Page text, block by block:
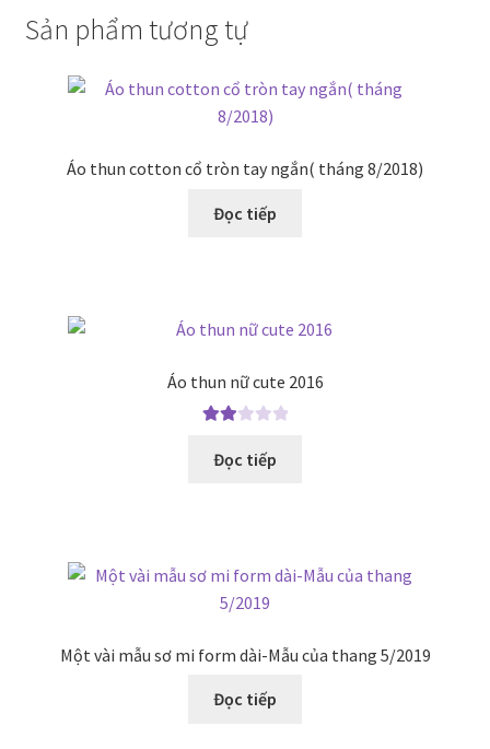
Sản phẩm tương tự
Áo thun cotton cổ tròn tay ngắn( tháng 8/2018)
Đọc tiếp
Áo thun nữ cute 2016
xếp
Đọc tiếp
Một vài mẫu sơ mi form dài-Mẫu của thang 5/2019
Đọc tiếp